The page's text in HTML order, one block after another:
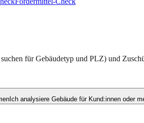
für Gebäudetyp und PLZ) und
Ich analysiere Gebäude für Kund:innen oder